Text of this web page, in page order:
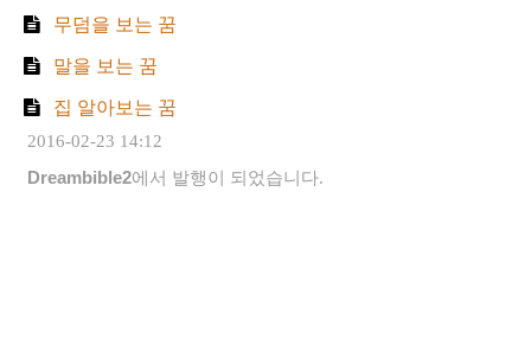
무덤을 보는 꿈
말을 보는 꿈
집 알아보는 꿈
2016-02-23 14:12
Dreambible2에서 발행이 되었습니다.